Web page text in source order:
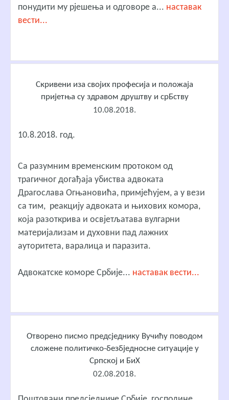
понудити му рјешења и одговоре а... наставак
вести...
Скривени иза својих професија и положаја
пријетња су здравом друштву и срБству
10.08.2018.
10.8.2018. год.
Са разумним временским протоком од
трагичног догађаја убиства адвоката
Драгослава Огњановића, примјећујем, а у вези
са тим, реакцију адвоката и њихових комора,
која разоткрива и освјетљатава вулгарни
материјализам и духовни пад лажних
ауторитета, варалица и паразита.
Адвокатске коморе Србије... наставак вести...
Отворено писмо предсједнику Вучићу поводом
сложене политичко-безбједносне ситуације у
Српској и БиХ
02.08.2018.